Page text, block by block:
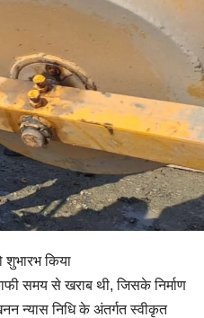
शुभारभ किया
समय से खराब थी, जिसके निर्माण
न्यास निधि के अंतर्गत स्वीकृत